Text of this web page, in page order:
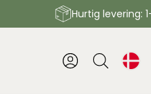
Hurtig levering: